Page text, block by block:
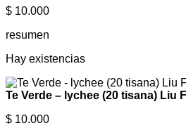
$ 10.000
resumen
Hay existencias
Te Verde – lychee (20 tisana) Liu
$ 10.000